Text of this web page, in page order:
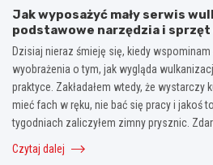
Jak wyposażyć mały serwis
podstawowe narzędzia i sprzęt
Dzisiaj nieraz śmieję się, kiedy
wyobrażenia o tym, jak wygląda
praktyce. Zakładałem wtedy, że wystarczy
mieć fach w ręku, nie bać się pracy i jakoś
tygodniach zaliczyłem zimny prysznic.
Czytaj dalej